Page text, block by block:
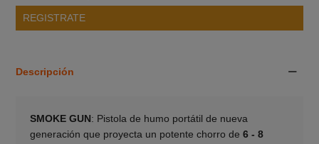
REGISTRATE
Descripción
SMOKE GUN: Pistola de humo portátil de nueva
generación que proyecta un potente chorro de 6 - 8